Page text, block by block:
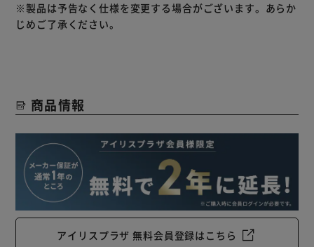
※製品は予告なく仕様を変更する場合がございます。あらか
じめご了承ください。
商品情報
アイリスプラザ 無料会員登録はこちら